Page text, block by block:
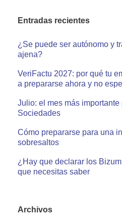
Entradas recientes
¿Se puede ser autónomo y
ajena?
VeriFactu 2027: por qué tu
a prepararse ahora y no
Julio: el mes más
Sociedades
Cómo prepararse para una
sobresaltos
¿Hay que declarar los
que necesitas saber
Archivos